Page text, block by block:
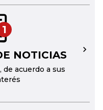
1
NOTICIAS
acuerdo a sus
→